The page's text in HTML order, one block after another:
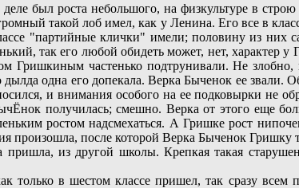
был роста небольшого, на физкультуре в строю
такой лоб имел, как у Ленина. Его все в
"партийные клички" имели; половину из них
так его любой обидеть может, нет, характер
частенько подтрунивали. Не злобно,
одна его допекала. Верка Быченок ее звали.
и внимания особого на ее подковырки не
получилась; смешно. Верка от этого еще
ростом надсмехаться. А Гришке рост
произошла, после которой Верка Быченок Гришку
из другой школы. Крепкая такая
в шестом классе пришел, так сразу всем